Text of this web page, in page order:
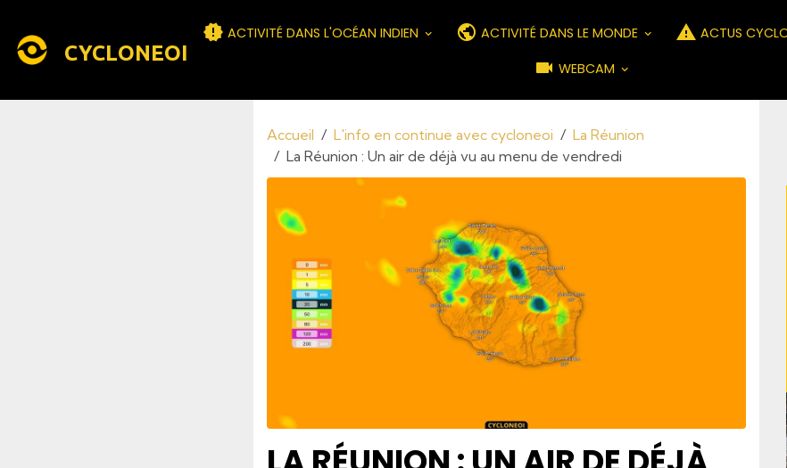
CYCLONEOI
ACTIVITÉ DANS L'OCÉAN INDIEN ACTIVITÉ DANS LE MONDE ACTUS
WEBCAM
Accueil L'info en continue avec cycloneoi
La Réunion
La Réunion : Un air de déjà vu au menu de vendredi